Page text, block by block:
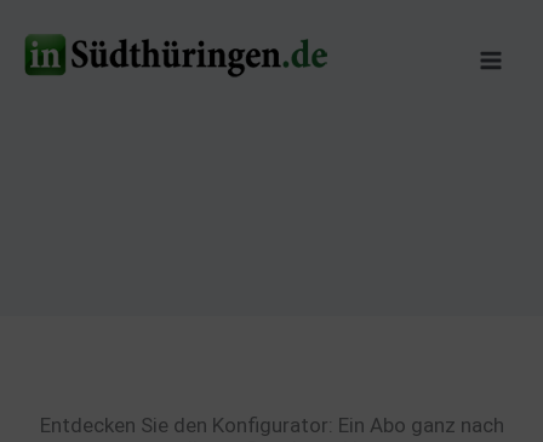
Inhalt
springen
Entdecken Sie den Konfigurator: Ein Abo ganz nach